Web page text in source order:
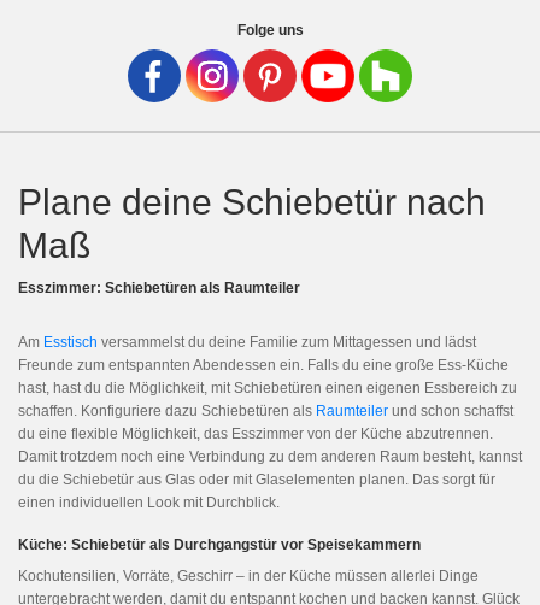
Folge uns
Plane deine Schiebetür nach
Maß
Esszimmer: Schiebetüren als Raumteiler
Am Esstisch versammelst du deine Familie zum Mittagessen und lädst
Freunde zum entspannten Abendessen ein. Falls du eine große Ess-Küche
hast, hast du die Möglichkeit, mit Schiebetüren einen eigenen Essbereich zu
schaffen. Konfiguriere dazu Schiebetüren als Raumteiler und schon schaffst
du eine flexible Möglichkeit, das Esszimmer von der Küche abzutrennen.
Damit trotzdem noch eine Verbindung zu dem anderen Raum besteht, kannst
du die Schiebetür aus Glas oder mit Glaselementen planen. Das sorgt für
einen individuellen Look mit Durchblick.
Küche: Schiebetür als Durchgangstür vor Speisekammern
Kochutensilien, Vorräte, Geschirr – in der Küche müssen allerlei Dinge
untergebracht werden, damit du entspannt kochen und backen kannst. Glück